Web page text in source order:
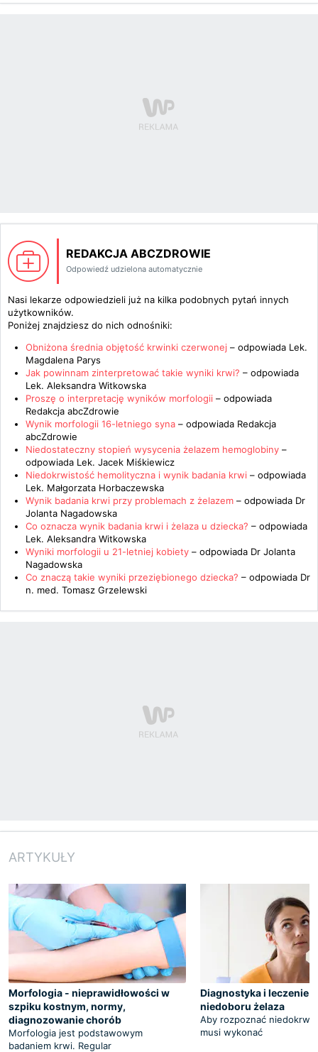
REDAKCJA ABCZDROWIE
Odpowiedź udzielona automatycznie
Nasi lekarze odpowiedzieli już na kilka podobnych pytań innych
użytkowników.
Poniżej znajdziesz do nich odnośniki:
Obniżona średnia objętość krwinki czerwonej – odpowiada Lek.
Magdalena Parys
Jak powinnam zinterpretować takie wyniki krwi? – odpowiada
Lek. Aleksandra Witkowska
Proszę o interpretację wyników morfologii – odpowiada
Redakcja abcZdrowie
Wynik morfologii 16-letniego syna – odpowiada Redakcja
abcZdrowie
Niedostateczny stopień wysycenia żelazem hemoglobiny –
odpowiada Lek. Jacek Miśkiewicz
Niedokrwistość hemolityczna i wynik badania krwi – odpowiada
Lek. Małgorzata Horbaczewska
Wynik badania krwi przy problemach z żelazem – odpowiada Dr
Jolanta Nagadowska
Co oznacza wynik badania krwi i żelaza u dziecka? – odpowiada
Lek. Aleksandra Witkowska
Wyniki morfologii u 21-letniej kobiety – odpowiada Dr Jolanta
Nagadowska
Co znaczą takie wyniki przeziębionego dziecka? – odpowiada Dr
n. med. Tomasz Grzelewski
ARTYKUŁY
Morfologia - nieprawidłowości w
szpiku kostnym, normy,
diagnozowanie chorób
Morfologia jest podstawowym
badaniem krwi. Regular
Diagnostyka i leczenie
niedoboru żelaza
Aby rozpoznać
musi wykonać